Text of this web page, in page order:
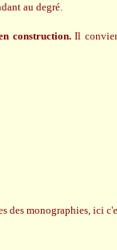
au degré.
construction.Il
des monographies, ici